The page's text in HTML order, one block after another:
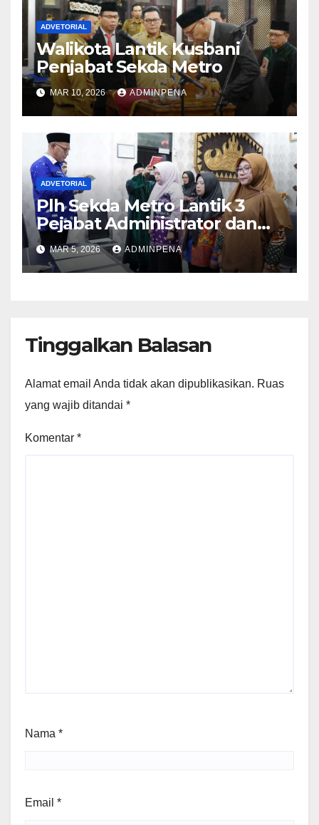
ADVETORIAL
Walikota Lantik Kusbani
Penjabat Sekda Metro
MAR 10, 2026 ADMINPENA
ADVETORIAL
Plh Sekda Metro Lantik 3
Pejabat Administrator dan
Pengawas
MAR 5, 2026 ADMINPENA
Tinggalkan Balasan
Alamat email Anda tidak akan dipublikasikan. Ruas
yang wajib ditandai *
Komentar *
Nama *
Email *